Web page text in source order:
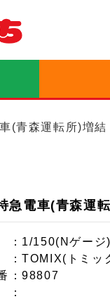
(青森運転所)増結
急電車(青森運
：1/150(Nゲージ)
：TOMIX(トミッ
：98807
：